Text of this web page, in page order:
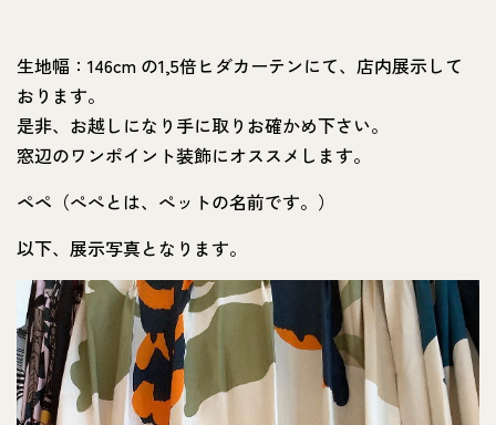
生地幅：146cm の1,5倍ヒダカーテンにて、店内展示して
おります。
是非、お越しになり手に取りお確かめ下さい。
窓辺のワンポイント装飾にオススメします。
ペペ（ぺぺとは、ぺットの名前です。）
以下、展示写真となります。